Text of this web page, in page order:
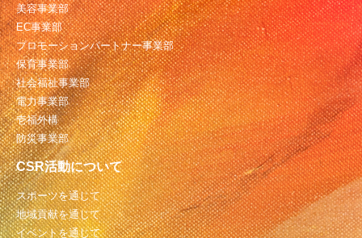
美容事業部
EC事業部
プロモーションパートナー事業部
保育事業部
社会福祉事業部
電力事業部
壱福外構
防災事業部
CSR活動について
スポーツを通じて
地域貢献を通じて
イベントを通じて